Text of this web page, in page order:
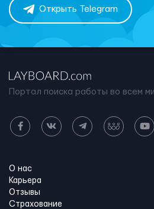
Открыть Telegram
Портал поиска работы во всем
О нас
Карьера
Отзывы
Страхование